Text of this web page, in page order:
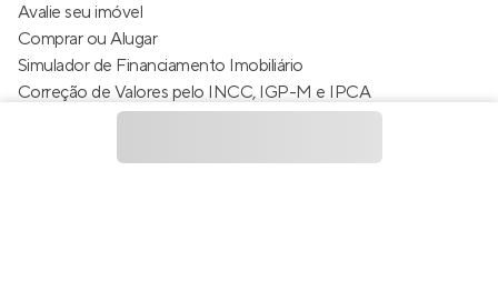
Avalie seu imóvel
Comprar ou Alugar
Simulador de Financiamento Imobiliário
Correção de Valores pelo INCC, IGP-M e IPCA
Estimativa de valor do condomínio